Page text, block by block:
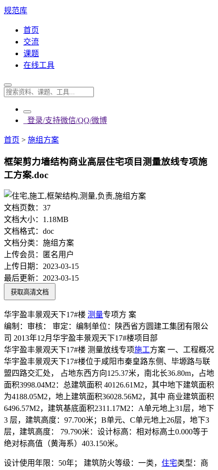
规范库
首页
交流
课题
在线工具
登录/支持微信/QQ/微博
首页 > 施组方案
框架剪力墙结构商业高层住宅项目测量放线专项施
工方案.doc
文档页数： 37
文档大小： 1.18MB
文档格式： doc
文档分类： 施组方案
上传会员：
匿名用户
上传日期： 2023-03-15
最后更新： 2023-03-15
获取高清文档
华宇盈丰景观天下17#楼 测量专项方 案
编制：审核： 审定：编制单位：陕西省方圆建工集团有限公
司 2013年12月华宇盈丰景观天下17#楼项目部
华宇盈丰景观天下17#楼 测量放线专项施工方案 一、工程概况
华宇盈丰景观天下17#楼位于咸阳市秦皇路东侧、毕塬路与联
盟四路交汇处， 占地东西方向125.37米，南北长36.80m，占地
面积3998.04M2：总建筑面积 40126.61M2，其中地下建筑面积
为4188.05M2，地上建筑面积36028.56M2，其中 商业建筑面积
6496.57M2，建筑基底面积2311.17M2：A单元地上31层，地下
3 层，建筑高度：97.700米；B单元、C单元地上26层，地下3
层，建筑高度： 79.790米：设计标高：相对标高土0.000等于
绝对标高值（黄海系）403.150米。
设计使用年限：50年； 建筑防火等级：一类， 住宅类型：商